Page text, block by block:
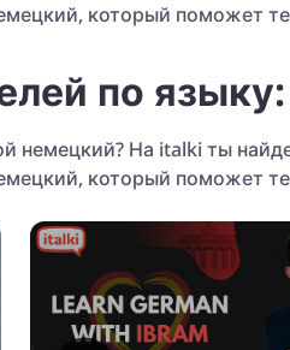
который поможет
по
немецкий? На italki ты
который поможет